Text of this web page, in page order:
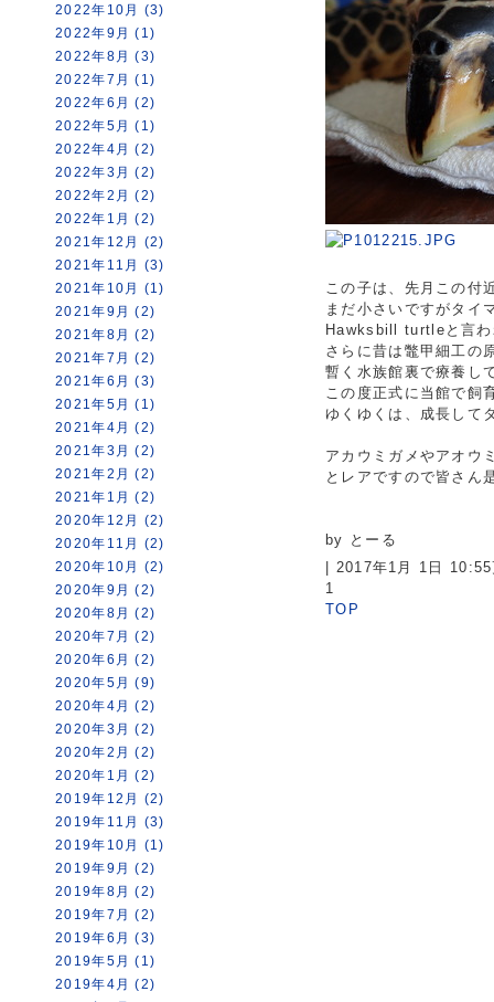
2022年10月 (3)
2022年9月 (1)
2022年8月 (3)
2022年7月 (1)
2022年6月 (2)
2022年5月 (1)
2022年4月 (2)
2022年3月 (2)
2022年2月 (2)
2022年1月 (2)
2021年12月 (2)
2021年11月 (3)
2021年10月 (1)
2021年9月 (2)
2021年8月 (2)
2021年7月 (2)
2021年6月 (3)
2021年5月 (1)
2021年4月 (2)
2021年3月 (2)
2021年2月 (2)
2021年1月 (2)
2020年12月 (2)
2020年11月 (2)
2020年10月 (2)
2020年9月 (2)
2020年8月 (2)
2020年7月 (2)
2020年6月 (2)
2020年5月 (9)
2020年4月 (2)
2020年3月 (2)
2020年2月 (2)
2020年1月 (2)
2019年12月 (2)
2019年11月 (3)
2019年10月 (1)
2019年9月 (2)
2019年8月 (2)
2019年7月 (2)
2019年6月 (3)
2019年5月 (1)
2019年4月 (2)
この子は、先月この付
まだ小さいですがタイ
Hawksbill turtleと言わ
さらに昔は鼈甲細工の
暫く水族館裏で療養し
この度正式に当館で飼
ゆくゆくは、成長して
アカウミガメやアオウ
とレアですので皆さん
by とーる
| 2017年1月 1日
1
TOP